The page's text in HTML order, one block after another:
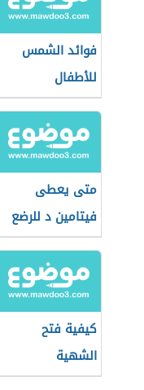
فوائد الشمس
للأطفال
متى يعطى
فيتامين د للرضع
كيفية فتح
الشهية